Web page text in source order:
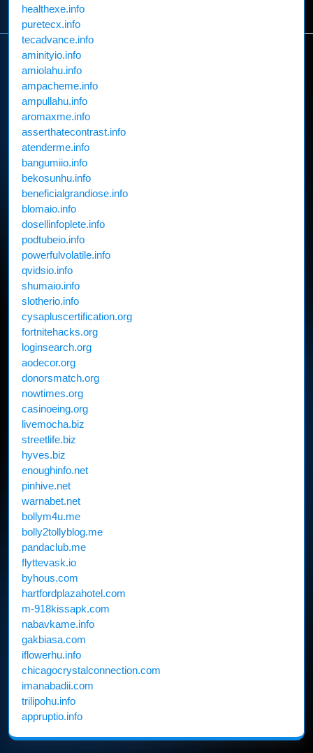
healthexe.info
puretecx.info
tecadvance.info
aminityio.info
amiolahu.info
ampacheme.info
ampullahu.info
aromaxme.info
asserthatecontrast.info
atenderme.info
bangumiio.info
bekosunhu.info
beneficialgrandiose.info
blomaio.info
dosellinfoplete.info
podtubeio.info
powerfulvolatile.info
qvidsio.info
shumaio.info
slotherio.info
cysapluscertification.org
fortnitehacks.org
loginsearch.org
aodecor.org
donorsmatch.org
nowtimes.org
casinoeing.org
livemocha.biz
streetlife.biz
hyves.biz
enoughinfo.net
pinhive.net
warnabet.net
bollym4u.me
bolly2tollyblog.me
pandaclub.me
flyttevask.io
byhous.com
hartfordplazahotel.com
m-918kissapk.com
nabavkame.info
gakbiasa.com
iflowerhu.info
chicagocrystalconnection.com
imanabadii.com
trilipohu.info
appruptio.info